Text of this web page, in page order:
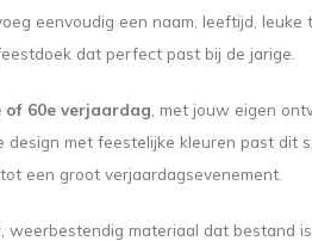
eenvoudig een naam, leeftijd,
dat perfect past bij de jarige.
of 60e verjaardag , met jouw eigen
met feestelijke kleuren past dit
een groot verjaardagsevenement.
weerbestendig materiaal dat bestand